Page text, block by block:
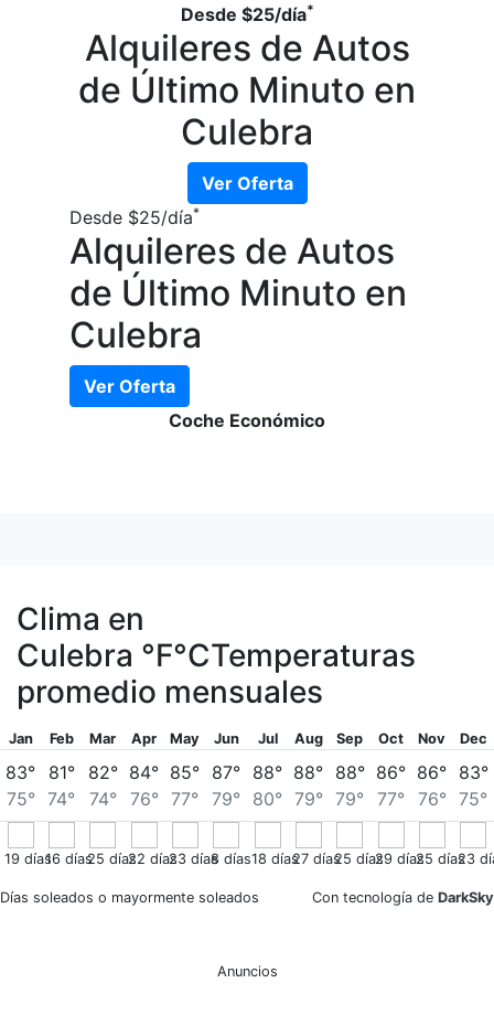
Desde $25/día*
Alquileres de Autos
de Último Minuto en
Culebra
Ver Oferta
Desde $25/día*
Alquileres de Autos
de Último Minuto en
Culebra
Ver Oferta
Coche Económico
Clima en
Culebra °F°CTemperaturas
promedio mensuales
Jan
83°
75°
19 días
Feb
81°
74°
16 días
Mar
82°
74°
25 días
Apr
84°
76°
22 días
May
85°
77°
23 días
Jun
87°
79°
8 días
Jul
88°
80°
18 días
Aug
88°
79°
27 días
Sep
88°
79°
25 días
Oct
86°
77°
29 días
Nov
86°
76°
25 días
Dec
83°
75°
23
Días soleados o mayormente soleados Con tecnología de DarkSky
Anuncios